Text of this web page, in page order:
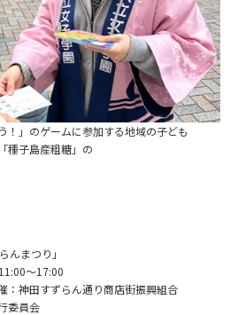
う！」のゲームに参加する地域の子ども
種子島産粗糖」の
まつり」
～17:00
神田すずらん通り商店街振興組合
員会